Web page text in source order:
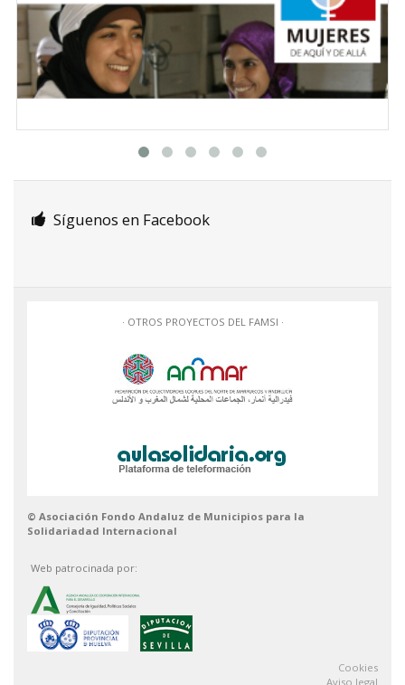
Síguenos en Facebook
· OTROS PROYECTOS DEL FAMSI ·
© Asociación Fondo Andaluz de Municipios para la
Solidariadad Internacional
Web patrocinada por:
Cookies
Aviso legal